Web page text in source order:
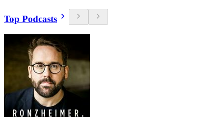
Top Podcasts